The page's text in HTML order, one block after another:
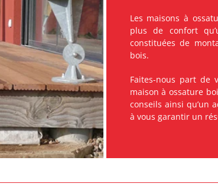
Les maisons à
plus de confort
constituées de
bois.
Faites-nous part de
maison à ossature
conseils ainsi qu’un
à vous garantir un